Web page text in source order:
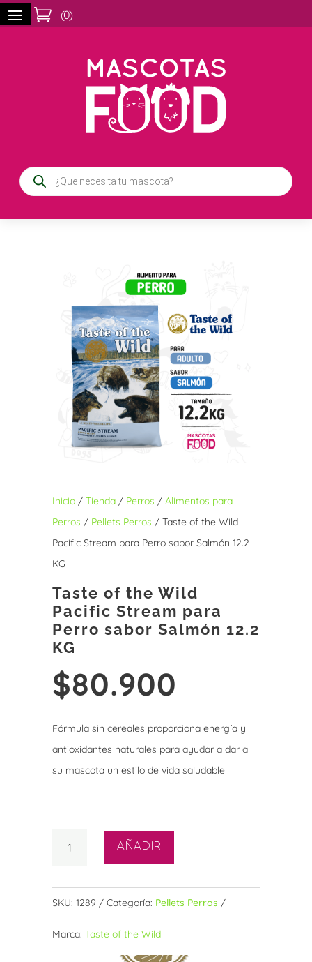
 (0)
Búsqueda
de
productos
Inicio/ Tienda/ Perros / Alimentos para
Perros / Pellets Perros / Taste of the Wild
Pacific Stream para Perro sabor Salmón 12.2
KG
Taste of the Wild
Pacific Stream para
Perro sabor Salmón 12.2
KG
$80.900
Fórmula sin cereales proporciona energía y
antioxidantes naturales para ayudar a dar a
su mascota un estilo de vida saludable
Wild
AÑADIR
SKU: 1289 Categoría: Pellets Perros
Marca: Taste of the Wild